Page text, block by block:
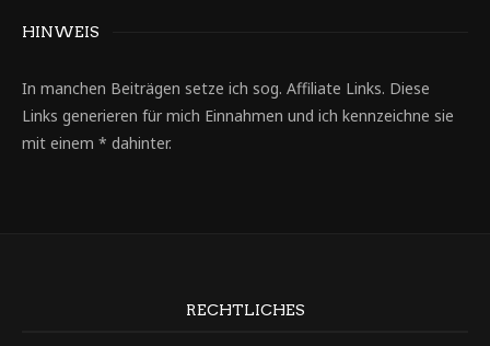
HINWEIS
In manchen Beiträgen setze ich sog. Affiliate Links. Diese
Links generieren für mich Einnahmen und ich kennzeichne sie
mit einem * dahinter.
RECHTLICHES